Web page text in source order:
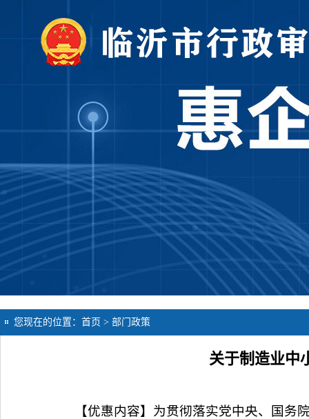
您现在的位置： 首页 > 部门政策
关于制造业中
【优惠内容】为贯彻落实党中央、国